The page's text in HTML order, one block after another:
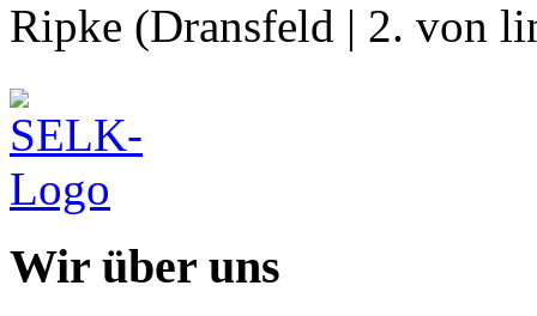
Ripke (Dransfeld | 2. von
Wir über uns